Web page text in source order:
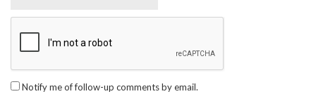
Notify me of follow-up comments by email.